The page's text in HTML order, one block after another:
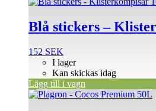
Blå stickers –
152 SEK
I lager
Kan skickas idag
Lägg till i vagn